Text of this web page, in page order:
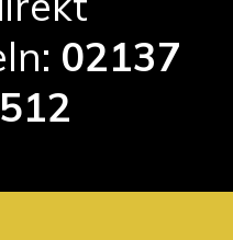
02137